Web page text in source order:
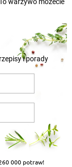
warzywo możecie
i porady
000 potraw!